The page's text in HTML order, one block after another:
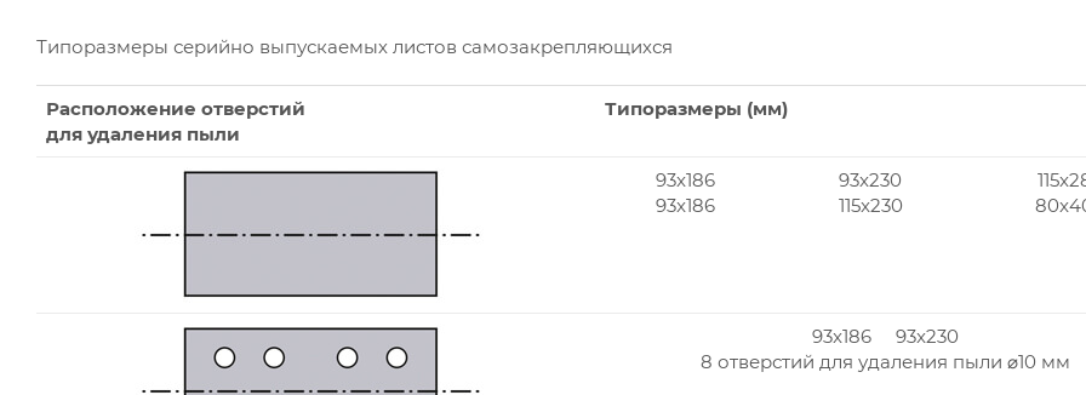
Типоразмеры серийно выпускаемых листов самозакрепляющихся
Расположение отверстий
для удаления пыли
Типоразмеры (мм)
93x186
93x186
93x230
115x230
93x186 93x230
8 отверстий для удаления пыли ⌀10 мм